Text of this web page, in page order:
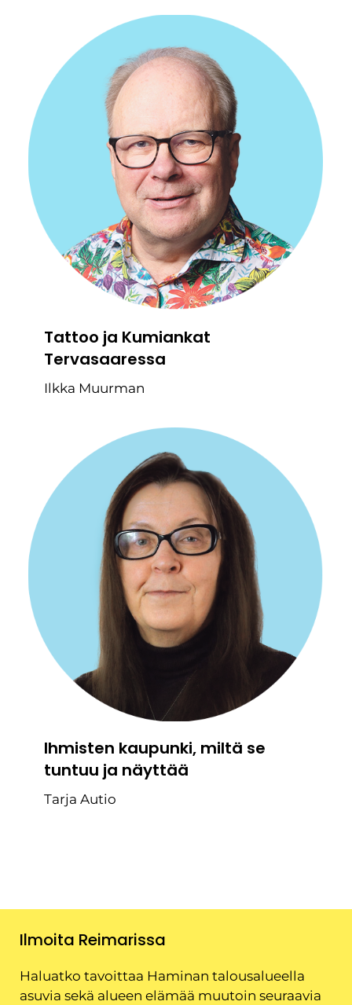
Tattoo ja Kumiankat
Tervasaaressa
Ilkka Muurman
Ihmisten kaupunki, miltä se
tuntuu ja näyttää
Tarja Autio
Ilmoita Reimarissa
Haluatko tavoittaa Haminan talousalueella
asuvia sekä alueen elämää muutoin seuraavia